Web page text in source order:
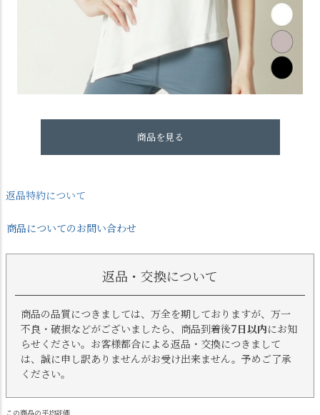
商品を見る
返品特約について
商品についてのお問い合わせ
返品・交換について
商品の品質につきましては、万全を期しておりますが、万一
不良・破損などがございましたら、商品到着後7日以内にお知
らせください。お客様都合による返品・交換につきまして
は、誠に申し訳ありませんがお受け出来ません。予めご了承
ください。